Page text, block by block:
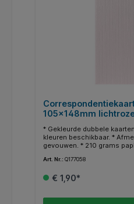
105x148mm
* Gekleurde dubbele
kleuren beschikbaar. *
gevouwen. * 210 grams
kleuren zijn ook enveloppen
Art. Nr.: Q177058
€ 1,90*